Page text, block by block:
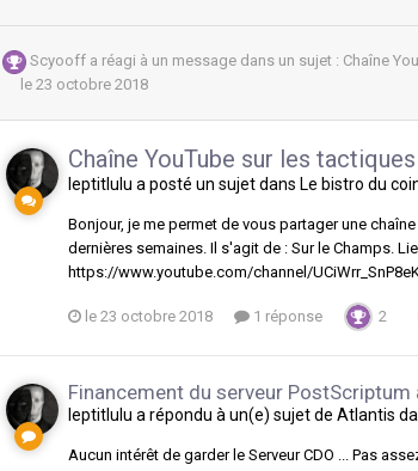
Scyooff a réagi à un message dans un sujet : Chaîne
le 23 octobre 2018
Chaîne YouTube sur les
leptitlulu a posté un sujet dans Le bistro du
Bonjour, je me permet de vous partager une
dernières semaines. Il s'agit de : Sur le Champs.
https://www.youtube.com/channel/
le 23 octobre 2018 1 réponse 2
Financement du serveur
leptitlulu a répondu à un(e) sujet deAtlantis
Aucun intérêt de garder le Serveur CDO ... Pas